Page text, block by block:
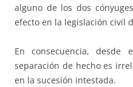
alguno de los dos
efecto en la legislación civil
En consecuencia,
separación de hecho es
en la sucesión intestada.